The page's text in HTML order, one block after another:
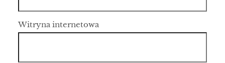
Witryna internetowa